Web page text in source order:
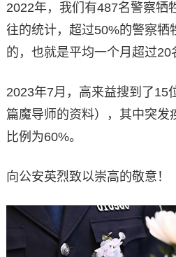
2022年，我们有487名警察牺
往的统计，超过50%的警察牺
的，也就是平均一个月超过20
2023年7月，高来益搜到了15
篇魔导师的资料），其中突发
比例为60%。
向公安英烈致以崇高的敬意！